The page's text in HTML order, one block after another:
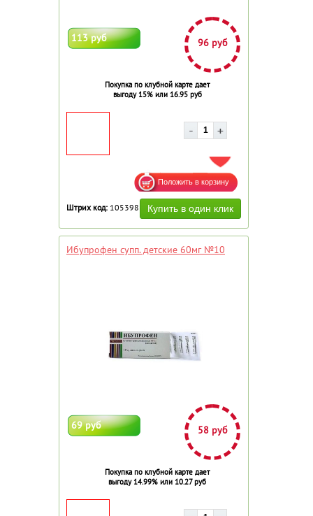
113 руб 96 руб
Покупка по клубной карте дает
выгоду 15% или 16.95 руб
ДОБАВИТЬ В ИЗБРАННОЕ
Штрих код: 105398
Ибупрофен супп. детские 60мг №10
69 руб 58 руб
Покупка по клубной карте дает
выгоду 14.99% или 10.27 руб